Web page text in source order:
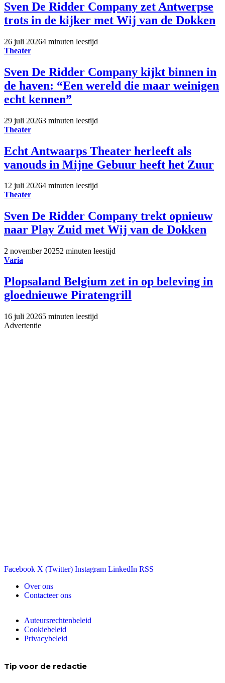
Sven De Ridder Company zet Antwerpse
trots in de kijker met Wij van de Dokken
26 juli 20264 minuten leestijd
Theater
Sven De Ridder Company kijkt binnen in
de haven: “Een wereld die maar weinigen
echt kennen”
29 juli 20263 minuten leestijd
Theater
Echt Antwaarps Theater herleeft als
vanouds in Mijne Gebuur heeft het Zuur
12 juli 20264 minuten leestijd
Theater
Sven De Ridder Company trekt opnieuw
naar Play Zuid met Wij van de Dokken
2 november 20252 minuten leestijd
Varia
Plopsaland Belgium zet in op beleving in
gloednieuwe Piratengrill
16 juli 20265 minuten leestijd
Advertentie
Facebook X (Twitter) Instagram LinkedIn RSS
Over ons
Contacteer ons
Auteursrechtenbeleid
Cookiebeleid
Privacybeleid
Tip voor de redactie